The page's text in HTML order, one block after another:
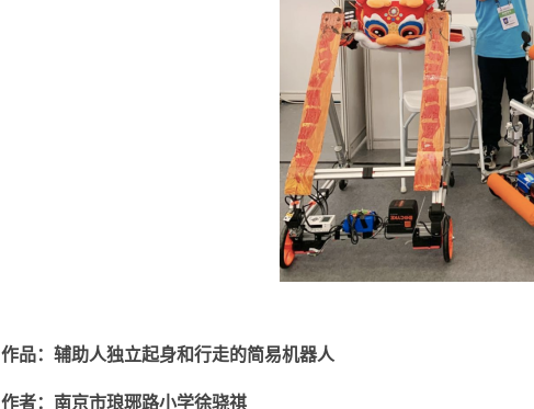
作品：辅助人独立起身和行走的简易机器人
作者：南京市琅琊路小学徐骁祺